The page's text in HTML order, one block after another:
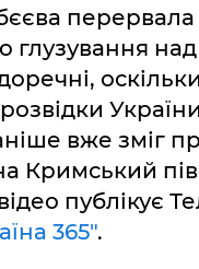
перервала
глузування
розвідки
вже зміг
Кримський
публікує
365".